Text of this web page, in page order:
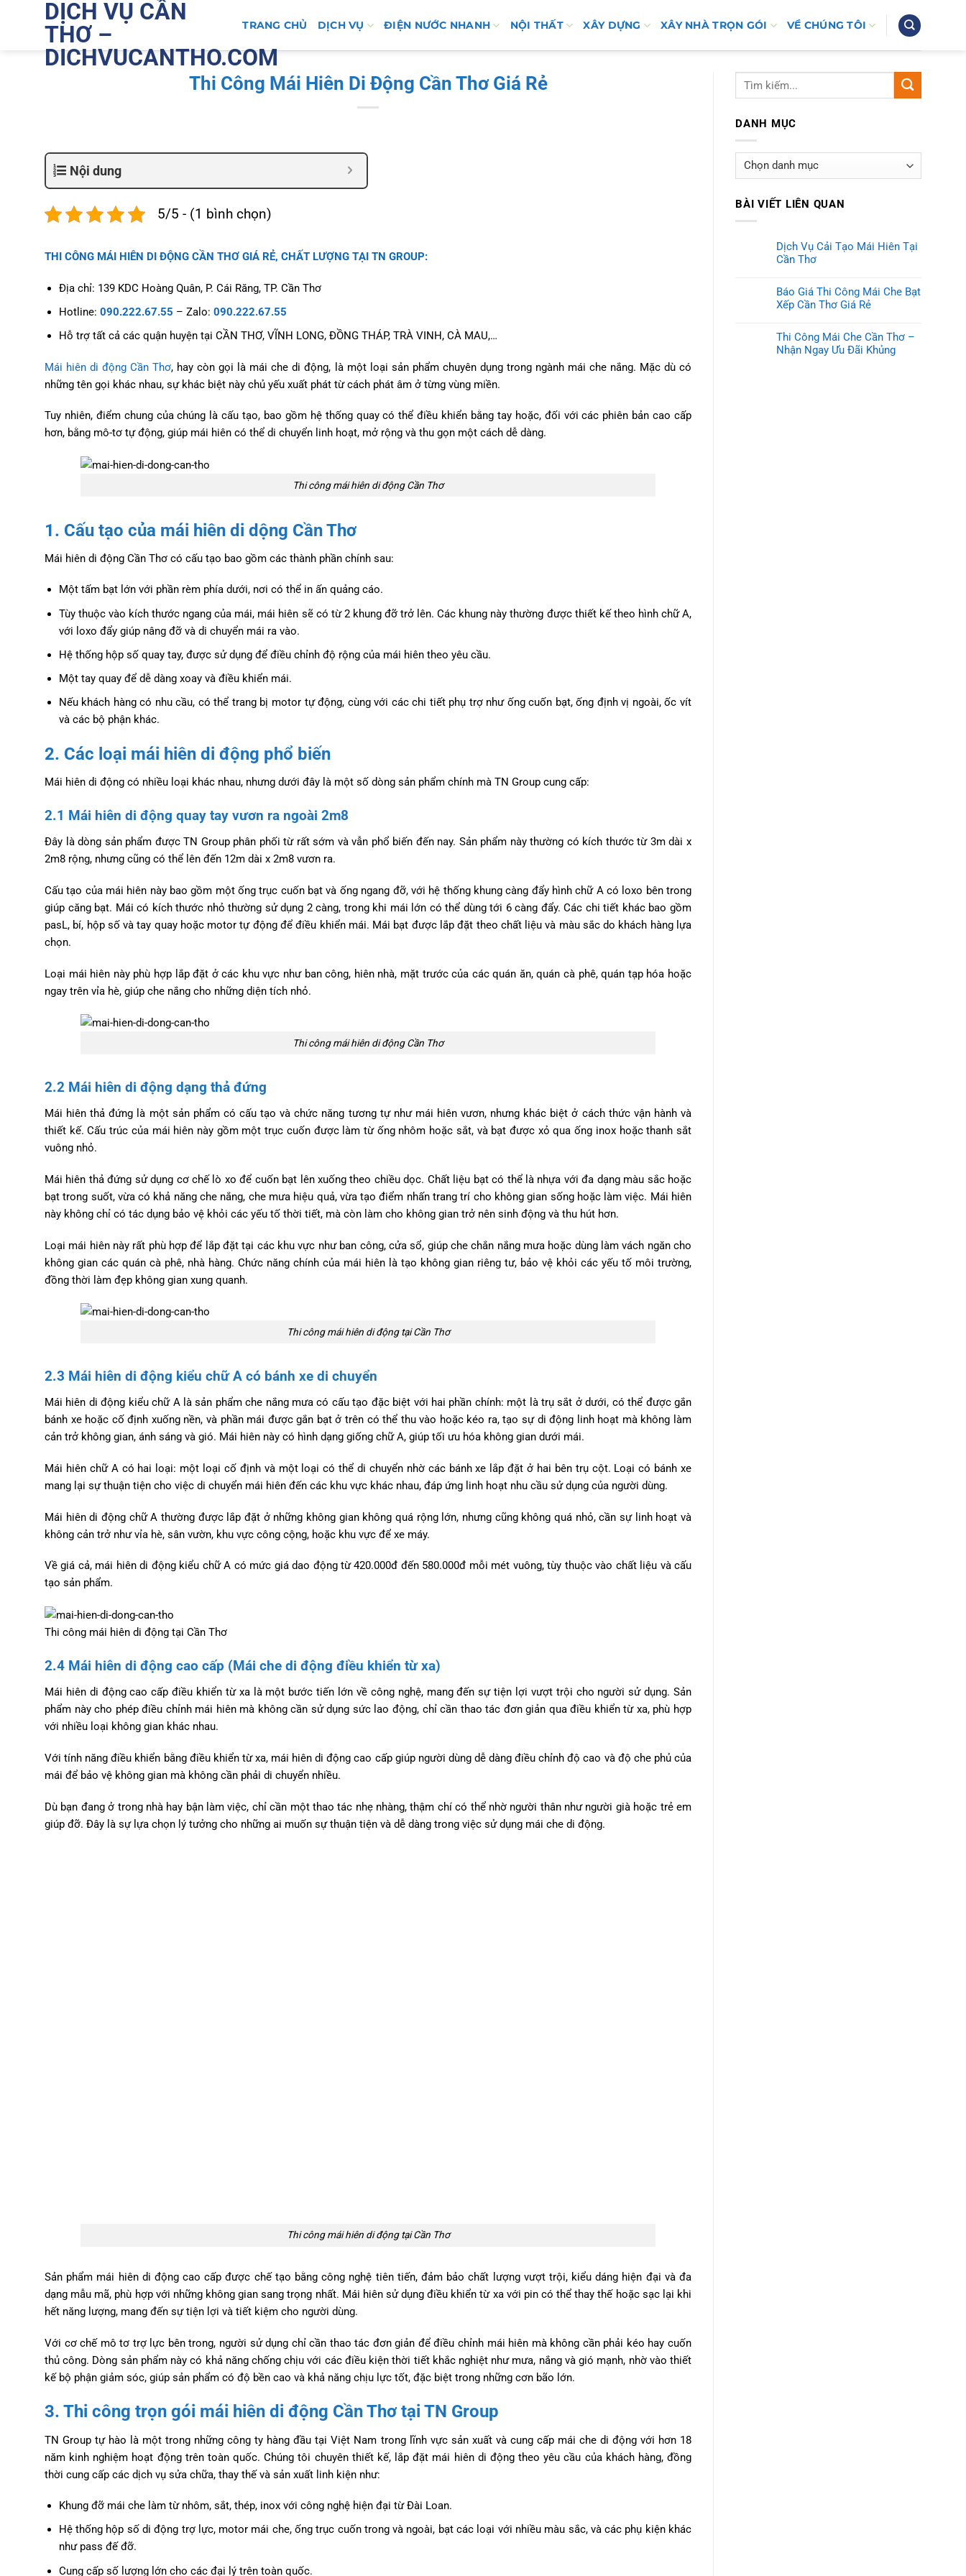
DỊCH VỤ CẦN
THƠ –
DICHVUCANTHO.COM
TRANG CHỦ DỊCH VỤ ĐIỆN NƯỚC NHANH NỘI THẤT XÂY DỰNG XÂY NHÀ TRỌN GÓI VỀ CHÚNG TÔI
Thi Công Mái Hiên Di Động Cần Thơ Giá Rẻ
Nội dung
5/5 - (1 bình chọn)
THI CÔNG MÁI HIÊN DI ĐỘNG CẦN THƠ GIÁ RẺ, CHẤT LƯỢNG TẠI TN GROUP:
Địa chỉ: 139 KDC Hoàng Quân, P. Cái Răng, TP. Cần Thơ
Hotline: 090.222.67.55 – Zalo: 090.222.67.55
Hỗ trợ tất cả các quận huyện tại CẦN THƠ, VĨNH LONG, ĐỒNG THÁP, TRÀ VINH, CÀ MAU,…
Mái hiên di động Cần Thơ, hay còn gọi là mái che di động, là một loại sản phẩm chuyên dụng trong ngành mái che nắng. Mặc dù có
những tên gọi khác nhau, sự khác biệt này chủ yếu xuất phát từ cách phát âm ở từng vùng miền.
Tuy nhiên, điểm chung của chúng là cấu tạo, bao gồm hệ thống quay có thể điều khiển bằng tay hoặc, đối với các phiên bản cao cấp
hơn, bằng mô-tơ tự động, giúp mái hiên có thể di chuyển linh hoạt, mở rộng và thu gọn một cách dễ dàng.
Thi công mái hiên di động Cần Thơ
1. Cấu tạo của mái hiên di dộng Cần Thơ
Mái hiên di động Cần Thơ có cấu tạo bao gồm các thành phần chính sau:
Một tấm bạt lớn với phần rèm phía dưới, nơi có thể in ấn quảng cáo.
Tùy thuộc vào kích thước ngang của mái, mái hiên sẽ có từ 2 khung đỡ trở lên. Các khung này thường được thiết kế theo hình chữ A,
với loxo đẩy giúp nâng đỡ và di chuyển mái ra vào.
Hệ thống hộp số quay tay, được sử dụng để điều chỉnh độ rộng của mái hiên theo yêu cầu.
Một tay quay để dễ dàng xoay và điều khiển mái.
Nếu khách hàng có nhu cầu, có thể trang bị motor tự động, cùng với các chi tiết phụ trợ như ống cuốn bạt, ống định vị ngoài, ốc vít
và các bộ phận khác.
2. Các loại mái hiên di động phổ biến
Mái hiên di động có nhiều loại khác nhau, nhưng dưới đây là một số dòng sản phẩm chính mà TN Group cung cấp:
2.1 Mái hiên di động quay tay vươn ra ngoài 2m8
Đây là dòng sản phẩm được TN Group phân phối từ rất sớm và vẫn phổ biến đến nay. Sản phẩm này thường có kích thước từ 3m dài x
2m8 rộng, nhưng cũng có thể lên đến 12m dài x 2m8 vươn ra.
Cấu tạo của mái hiên này bao gồm một ống trục cuốn bạt và ống ngang đỡ, với hệ thống khung càng đẩy hình chữ A có loxo bên trong
giúp căng bạt. Mái có kích thước nhỏ thường sử dụng 2 càng, trong khi mái lớn có thể dùng tới 6 càng đẩy. Các chi tiết khác bao gồm
pasL, bí, hộp số và tay quay hoặc motor tự động để điều khiển mái. Mái bạt được lắp đặt theo chất liệu và màu sắc do khách hàng lựa
chọn.
Loại mái hiên này phù hợp lắp đặt ở các khu vực như ban công, hiên nhà, mặt trước của các quán ăn, quán cà phê, quán tạp hóa hoặc
ngay trên vỉa hè, giúp che nắng cho những diện tích nhỏ.
Thi công mái hiên di động Cần Thơ
2.2 Mái hiên di động dạng thả đứng
Mái hiên thả đứng là một sản phẩm có cấu tạo và chức năng tương tự như mái hiên vươn, nhưng khác biệt ở cách thức vận hành và
thiết kế. Cấu trúc của mái hiên này gồm một trục cuốn được làm từ ống nhôm hoặc sắt, và bạt được xỏ qua ống inox hoặc thanh sắt
vuông nhỏ.
Mái hiên thả đứng sử dụng cơ chế lò xo để cuốn bạt lên xuống theo chiều dọc. Chất liệu bạt có thể là nhựa với đa dạng màu sắc hoặc
bạt trong suốt, vừa có khả năng che nắng, che mưa hiệu quả, vừa tạo điểm nhấn trang trí cho không gian sống hoặc làm việc. Mái hiên
này không chỉ có tác dụng bảo vệ khỏi các yếu tố thời tiết, mà còn làm cho không gian trở nên sinh động và thu hút hơn.
Loại mái hiên này rất phù hợp để lắp đặt tại các khu vực như ban công, cửa sổ, giúp che chắn nắng mưa hoặc dùng làm vách ngăn cho
không gian các quán cà phê, nhà hàng. Chức năng chính của mái hiên là tạo không gian riêng tư, bảo vệ khỏi các yếu tố môi trường,
đồng thời làm đẹp không gian xung quanh.
Thi công mái hiên di động tại Cần Thơ
2.3 Mái hiên di động kiểu chữ A có bánh xe di chuyển
Mái hiên di động kiểu chữ A là sản phẩm che nắng mưa có cấu tạo đặc biệt với hai phần chính: một là trụ sắt ở dưới, có thể được gắn
bánh xe hoặc cố định xuống nền, và phần mái được gắn bạt ở trên có thể thu vào hoặc kéo ra, tạo sự di động linh hoạt mà không làm
cản trở không gian, ánh sáng và gió. Mái hiên này có hình dạng giống chữ A, giúp tối ưu hóa không gian dưới mái.
Mái hiên chữ A có hai loại: một loại cố định và một loại có thể di chuyển nhờ các bánh xe lắp đặt ở hai bên trụ cột. Loại có bánh xe
mang lại sự thuận tiện cho việc di chuyển mái hiên đến các khu vực khác nhau, đáp ứng linh hoạt nhu cầu sử dụng của người dùng.
Mái hiên di động chữ A thường được lắp đặt ở những không gian không quá rộng lớn, nhưng cũng không quá nhỏ, cần sự linh hoạt và
không cản trở như vỉa hè, sân vườn, khu vực công cộng, hoặc khu vực để xe máy.
Về giá cả, mái hiên di động kiểu chữ A có mức giá dao động từ 420.000đ đến 580.000đ mỗi mét vuông, tùy thuộc vào chất liệu và cấu
tạo sản phẩm.
Thi công mái hiên di động tại Cần Thơ
2.4 Mái hiên di động cao cấp (Mái che di động điều khiển từ xa)
Mái hiên di động cao cấp điều khiển từ xa là một bước tiến lớn về công nghệ, mang đến sự tiện lợi vượt trội cho người sử dụng. Sản
phẩm này cho phép điều chỉnh mái hiên mà không cần sử dụng sức lao động, chỉ cần thao tác đơn giản qua điều khiển từ xa, phù hợp
với nhiều loại không gian khác nhau.
Với tính năng điều khiển bằng điều khiển từ xa, mái hiên di động cao cấp giúp người dùng dễ dàng điều chỉnh độ cao và độ che phủ của
mái để bảo vệ không gian mà không cần phải di chuyển nhiều.
Dù bạn đang ở trong nhà hay bận làm việc, chỉ cần một thao tác nhẹ nhàng, thậm chí có thể nhờ người thân như người già hoặc trẻ em
giúp đỡ. Đây là sự lựa chọn lý tưởng cho những ai muốn sự thuận tiện và dễ dàng trong việc sử dụng mái che di động.
Thi công mái hiên di động tại Cần Thơ
Sản phẩm mái hiên di động cao cấp được chế tạo bằng công nghệ tiên tiến, đảm bảo chất lượng vượt trội, kiểu dáng hiện đại và đa
dạng mẫu mã, phù hợp với những không gian sang trọng nhất. Mái hiên sử dụng điều khiển từ xa với pin có thể thay thế hoặc sạc lại khi
hết năng lượng, mang đến sự tiện lợi và tiết kiệm cho người dùng.
Với cơ chế mô tơ trợ lực bên trong, người sử dụng chỉ cần thao tác đơn giản để điều chỉnh mái hiên mà không cần phải kéo hay cuốn
thủ công. Dòng sản phẩm này có khả năng chống chịu với các điều kiện thời tiết khắc nghiệt như mưa, nắng và gió mạnh, nhờ vào thiết
kế bộ phận giảm sóc, giúp sản phẩm có độ bền cao và khả năng chịu lực tốt, đặc biệt trong những cơn bão lớn.
3. Thi công trọn gói mái hiên di động Cần Thơ tại TN Group
TN Group tự hào là một trong những công ty hàng đầu tại Việt Nam trong lĩnh vực sản xuất và cung cấp mái che di động với hơn 18
năm kinh nghiệm hoạt động trên toàn quốc. Chúng tôi chuyên thiết kế, lắp đặt mái hiên di động theo yêu cầu của khách hàng, đồng
thời cung cấp các dịch vụ sửa chữa, thay thế và sản xuất linh kiện như:
Khung đỡ mái che làm từ nhôm, sắt, thép, inox với công nghệ hiện đại từ Đài Loan.
Hệ thống hộp số di động trợ lực, motor mái che, ống trục cuốn trong và ngoài, bạt các loại với nhiều màu sắc, và các phụ kiện khác
như pass đế đỡ.
Cung cấp số lượng lớn cho các đại lý trên toàn quốc.
DANH MỤC
Danh
BÀI VIẾT LIÊN QUAN
Dịch Vụ Cải Tạo Mái Hiên Tại
Cần Thơ
Báo Giá Thi Công Mái Che Bạt
Xếp Cần Thơ Giá Rẻ
Thi Công Mái Che Cần Thơ –
Nhận Ngay Ưu Đãi Khủng